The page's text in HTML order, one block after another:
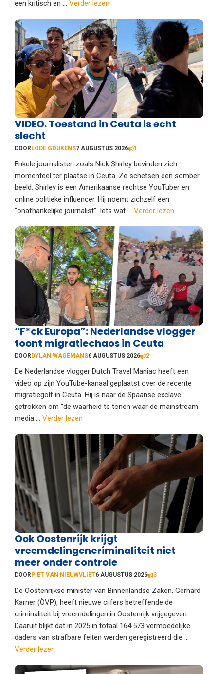
een kritisch en ... Verder lezen
VIDEO. Toestand in Ceuta is echt
slecht
DOOR LODE GOUKENS7 AUGUSTUS 2026 1
Enkele journalisten zoals Nick Shirley bevinden zich
momenteel ter plaatse in Ceuta. Ze schetsen een somber
beeld. Shirley is een Amerikaanse rechtse YouTuber en
online politieke influencer. Hij noemt zichzelf een
“onafhankelijke journalist”. Iets wat ... Verder lezen
“F*ck Europa”: Nederlandse vlogger
toont migratiechaos in Ceuta
DOOR DYLAN WAGEMANS6 AUGUSTUS 2026 2
De Nederlandse vlogger Dutch Travel Maniac heeft een
video op zijn YouTube-kanaal geplaatst over de recente
migratiegolf in Ceuta. Hij is naar de Spaanse exclave
getrokken om “de waarheid te tonen waar de mainstream
media ... Verder lezen
Ook Oostenrijk krijgt
vreemdelingencriminaliteit niet
meer onder controle
DOOR PIET VAN NIEUWVLIET6 AUGUSTUS 2026 3
De Oostenrijkse minister van Binnenlandse Zaken, Gerhard
Karner (ÖVP), heeft nieuwe cijfers betreffende de
criminaliteit bij vreemdelingen in Oostenrijk vrijgegeven.
Daaruit blijkt dat in 2025 in totaal 164.573 vermoedelijke
daders van strafbare feiten werden geregistreerd die ...
Verder lezen